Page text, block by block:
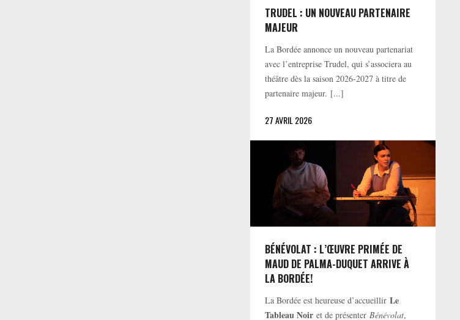
TRUDEL : UN NOUVEAU PARTENAIRE
MAJEUR
La Bordée annonce un nouveau partenariat
avec l’entreprise Trudel, qui s’associera au
théâtre dès la saison 2026-2027 à titre de
partenaire majeur. [...]
27 AVRIL 2026
BÉNÉVOLAT : L’ŒUVRE PRIMÉE DE
MAUD DE PALMA-DUQUET ARRIVE À
LA BORDÉE!
La Bordée est heureuse d’accueillirLe
Tableau Noir et de présenterBénévolat,